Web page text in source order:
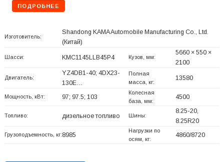
ПОДРОБНЕЕ
Изготовитель:
Shandong KAMA Automobile Manufacturing Co., Ltd.
(Китай)
Шасси: KMC1145LLB45P4 Кузов, мм:
5660 × 550 ×
2100
Двигатель:
YZ4DB1-40; 4DX23-
130E…
Полная
масса, кг:
13580
Мощность, кВт: 97; 97.5; 103
Колесная
база, мм:
4500
Топливо: дизельное топливо Шины:
8.25-20,
8.25R20
Грузоподъемность, кг:8985
Нагрузки по
осям, кг:
4860/8720